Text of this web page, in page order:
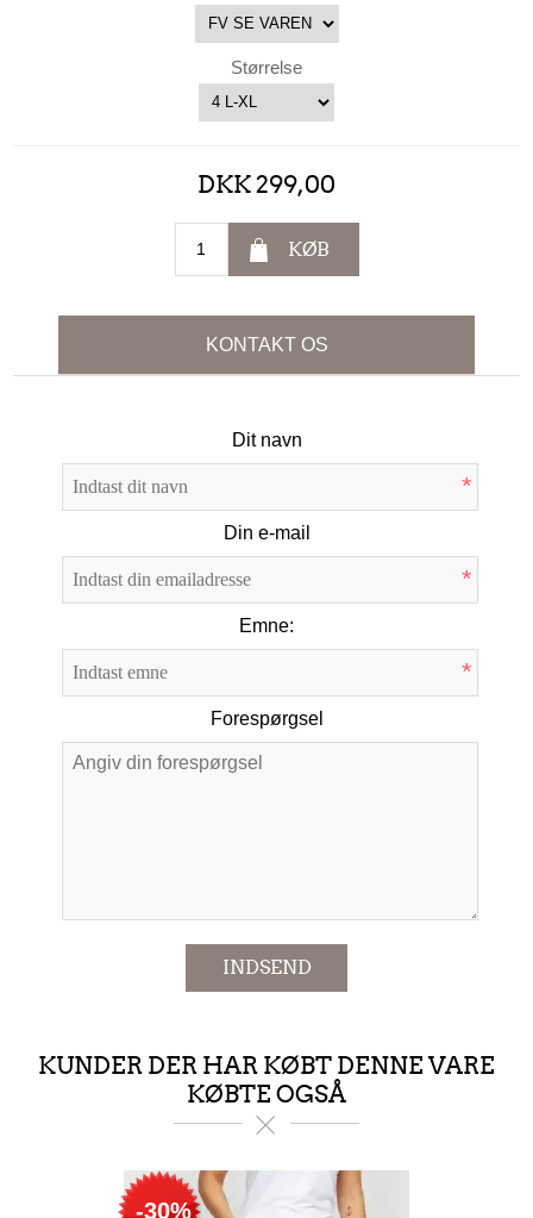
Størrelse
DKK 299,00
KØB
KONTAKT OS
Dit navn
*
Din e-mail
*
Emne:
*
Forespørgsel
INDSEND
KUNDER DER HAR KØBT DENNE VARE
KØBTE OGSÅ
-30%